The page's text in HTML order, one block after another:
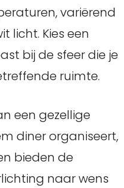
variërend
licht. Kies een
bij de sfeer die je
ruimte.
een gezellige
diner organiseert,
bieden de
naar wens